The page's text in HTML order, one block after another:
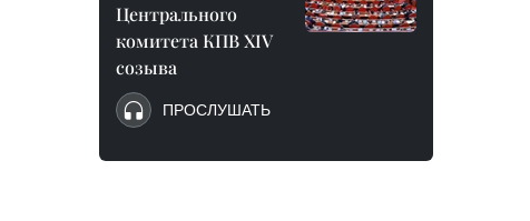
Центрального
комитета КПВ XIV
созыва
ПРОСЛУШАТЬ